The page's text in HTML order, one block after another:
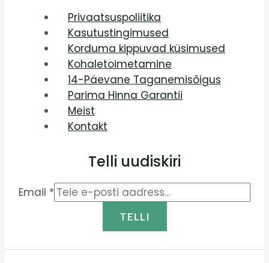
Privaatsuspoliitika
Kasutustingimused
Korduma kippuvad küsimused
Kohaletoimetamine
14-Päevane Taganemisõigus
Parima Hinna Garantii
Meist
Kontakt
Telli uudiskiri
Email *
TELLI